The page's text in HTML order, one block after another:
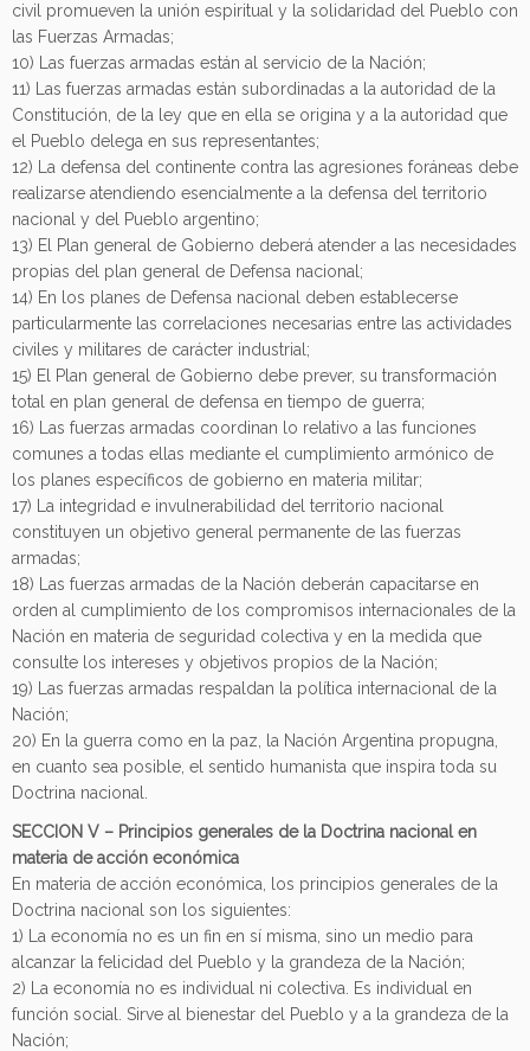
civil promueven la unión espiritual y la solidaridad del Pueblo con
las Fuerzas Armadas;
10) Las fuerzas armadas están al servicio de la Nación;
11) Las fuerzas armadas están subordinadas a la autoridad de la
Constitución, de la ley que en ella se origina y a la autoridad que
el Pueblo delega en sus representantes;
12) La defensa del continente contra las agresiones foráneas debe
realizarse atendiendo esencialmente a la defensa del territorio
nacional y del Pueblo argentino;
13) El Plan general de Gobierno deberá atender a las necesidades
propias del plan general de Defensa nacional;
14) En los planes de Defensa nacional deben establecerse
particularmente las correlaciones necesarias entre las actividades
civiles y militares de carácter industrial;
15) El Plan general de Gobierno debe prever, su transformación
total en plan general de defensa en tiempo de guerra;
16) Las fuerzas armadas coordinan lo relativo a las funciones
comunes a todas ellas mediante el cumplimiento armónico de
los planes específicos de gobierno en materia militar;
17) La integridad e invulnerabilidad del territorio nacional
constituyen un objetivo general permanente de las fuerzas
armadas;
18) Las fuerzas armadas de la Nación deberán capacitarse en
orden al cumplimiento de los compromisos internacionales de la
Nación en materia de seguridad colectiva y en la medida que
consulte los intereses y objetivos propios de la Nación;
19) Las fuerzas armadas respaldan la política internacional de la
Nación;
20) En la guerra como en la paz, la Nación Argentina propugna,
en cuanto sea posible, el sentido humanista que inspira toda su
Doctrina nacional.
SECCION V – Principios generales de la Doctrina nacional en
materia de acción económica
En materia de acción económica, los principios generales de la
Doctrina nacional son los siguientes:
1) La economía no es un fin en sí misma, sino un medio para
alcanzar la felicidad del Pueblo y la grandeza de la Nación;
2) La economía no es individual ni colectiva. Es individual en
función social. Sirve al bienestar del Pueblo y a la grandeza de la
Nación;